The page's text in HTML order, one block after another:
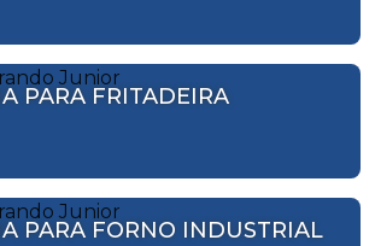
PARA FRITADEIRA
PARA FORNO INDUSTRIAL